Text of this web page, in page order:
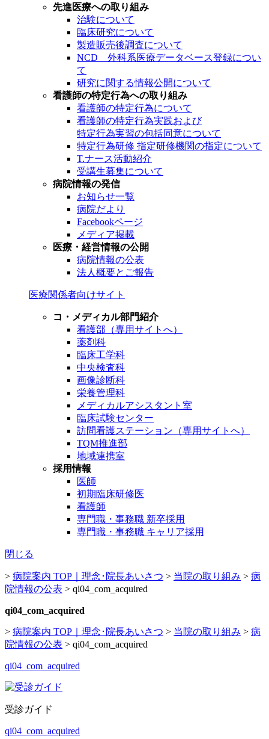
先進医療への取り組み
治験について
臨床研究について
製造販売後調査について
NCD 外科系医療データベース登録につい
て
研究に関する情報公開について
看護師の特定行為への取り組み
看護師の特定行為について
看護師の特定行為実践および
特定行為実習の包括同意について
特定行為研修 指定研修機関の指定について
T.ナース活動紹介
受講生募集について
病院情報の発信
お知らせ一覧
病院だより
Facebookページ
メディア掲載
医療・経営情報の公開
病院情報の公表
法人概要とご報告
医療関係者向けサイト
コ・メディカル部門紹介
看護部（専用サイトへ）
薬剤科
臨床工学科
中央検査科
画像診断科
栄養管理科
メディカルアシスタント室
臨床試験センター
訪問看護ステーション（専用サイトへ）
TQM推進部
地域連携室
採用情報
医師
初期臨床研修医
看護師
専門職・事務職 新卒採用
専門職・事務職 キャリア採用
閉じる
> 病院案内 TOP｜理念･院長あいさつ > 当院の取り組み > 病
院情報の公表 > qi04_com_acquired
qi04_com_acquired
> 病院案内 TOP｜理念･院長あいさつ > 当院の取り組み > 病
院情報の公表 > qi04_com_acquired
qi04_com_acquired
受診ガイド
qi04_com_acquired